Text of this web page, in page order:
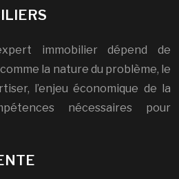
immobilier dépend de
la nature du problème, le
l’enjeu économique de la
nécessaires pour